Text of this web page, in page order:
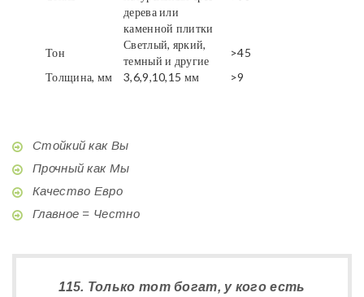
дерева или
каменной плитки
Тон
Светлый, яркий,
темный и другие
>45
Толщина, мм
3,6,9,10,15 мм >9
Стойкий как Вы
Прочный как Мы
Качество Евро
Главное = Честно
115. Только тот богат, у кого есть